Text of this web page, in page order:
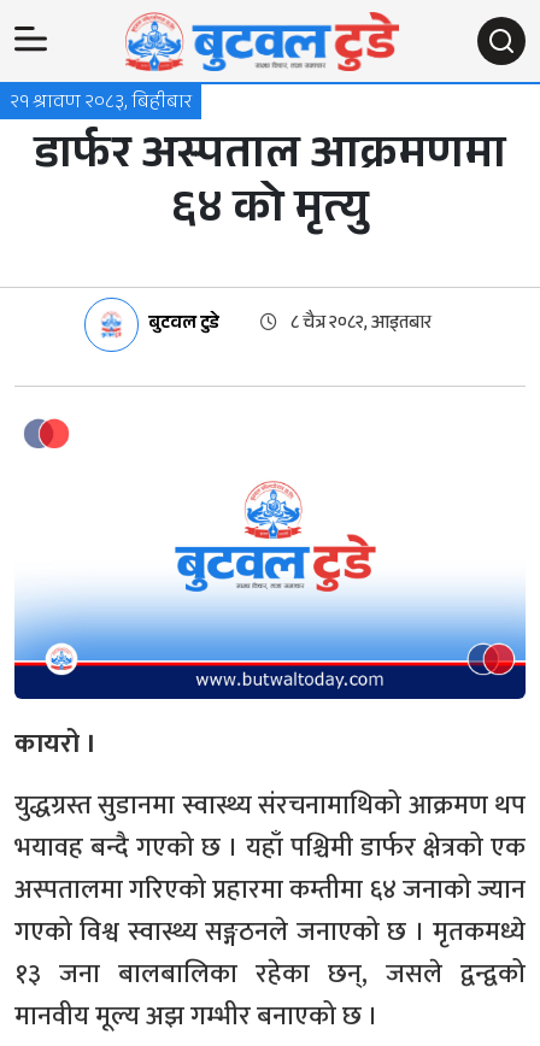
२१ श्रावण २०८३, बिहीबार
डार्फर अस्पताल आक्रमणमा
६४ को मृत्यु
बुटवल टुडे ८ चैत्र २०८२, आइतबार
कायरो ।
युद्धग्रस्त सुडानमा स्वास्थ्य संरचनामाथिको आक्रमण थप
भयावह बन्दै गएको छ । यहाँ पश्चिमी डार्फर क्षेत्रको एक
अस्पतालमा गरिएको प्रहारमा कम्तीमा ६४ जनाको ज्यान
गएको विश्व स्वास्थ्य सङ्गठनले जनाएको छ । मृतकमध्ये
१३ जना बालबालिका रहेका छन्, जसले द्वन्द्वको
मानवीय मूल्य अझ गम्भीर बनाएको छ ।